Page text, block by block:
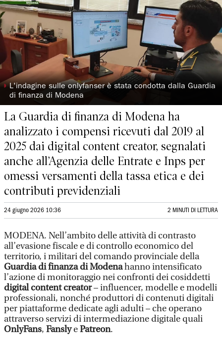
◗L'indagine sulle onlyfanser è stata condotta dalla Guardia
di finanza di Modena
La Guardia di finanza di Modena ha
analizzato i compensi ricevuti dal 2019 al
2025 dai digital content creator, segnalati
anche all’Agenzia delle Entrate e Inps per
omessi versamenti della tassa etica e dei
contributi previdenziali
24 giugno 2026 10:36 2 MINUTI DI LETTURA
MODENA. Nell’ambito delle attività di contrasto
all’evasione fiscale e di controllo economico del
territorio, i militari del comando provinciale della
Guardia di finanza di Modenahanno intensificato
l’azione di monitoraggio nei confronti dei cosiddetti
digital content creator– influencer, modelle e modelli
professionali, nonché produttori di contenuti digitali
per piattaforme dedicate agli adulti – che operano
attraverso servizi di intermediazione digitale quali
OnlyFans, FanslyePatreon.